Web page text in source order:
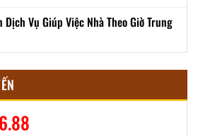
Dịch Vụ Giúp Việc Nhà Theo Giờ Trung